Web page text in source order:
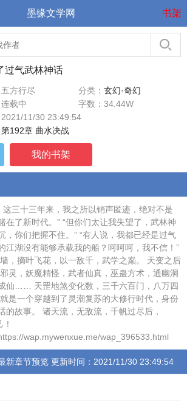
墨缘文学网 书架
过气武林神话
方行尽 分类： 玄幻·奇幻
载中
字数：34.44W
11/30 23:49:54
第192章 曲水决战
我的书架
十三年来，我之所以销声匿迹，绝对不是
在了新时代。” “但你们太让我失望了，武林神
，你们把握不住。” “有人说，我都已经是过气
江湖没有能够承载我的船？呵呵呵，我不信！”
，摘叶飞花，以一敌千，武学之巅。 天变之后
，妖魔精怪，武者仙真，巫蛊方术，通幽洞
仙…… 天罡地煞变化数，三千六百门，八万四
一个穿越到了灵潮复苏的大修行时代，身份
的故事。 诸天流，无敌流，千帆过尽后，
wap.mywenxue.me/wap_396533.html
新章节预览 更新时间：2021/11/30 23:49:54